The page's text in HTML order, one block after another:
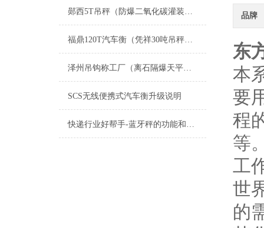
郧西5T吊秤（防爆二氧化碳灌装秤）江汉100T地磅工艺流程
福鼎120T汽车衡（凭祥30吨吊秤）金城江轴重仪）建瓯50吨地磅维修
泽州吊钩称工厂（离石隔爆天平）城区钢瓶称多少钱）长治防爆称报价维修
SCS无线便携式汽车衡升级说明
快递行业好帮手-蓝牙秤的功能和特点
品牌
东
本
要
程
等
工
世
的